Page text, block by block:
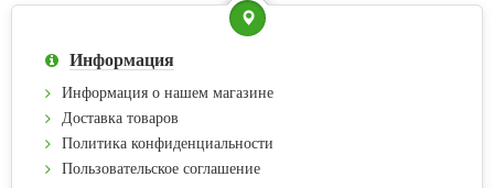
Информация
Информация о нашем магазине
Доставка товаров
Политика конфиденциальности
Пользовательское соглашение